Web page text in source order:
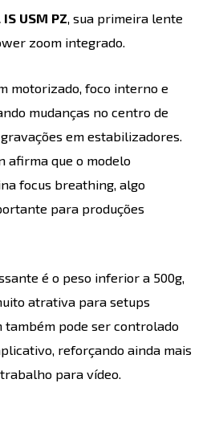
USM PZ, sua primeira lente
zoom integrado.
motorizado, foco interno e
mudanças no centro de
em estabilizadores.
afirma que o modelo
focus breathing, algo
para produções
é o peso inferior a 500g,
atrativa para setups
também pode ser controlado
reforçando ainda mais
para vídeo.